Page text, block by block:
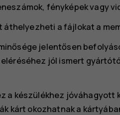
fényképek vagy
a fájlokat a
jelentősen
jól ismert
a készülékhez jóváhagyott
kárt okozhatnak a